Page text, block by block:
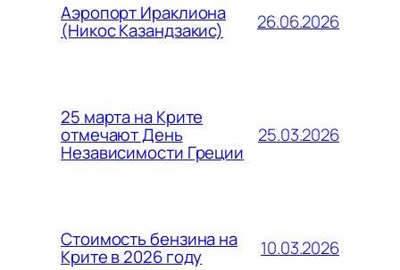
Аэропорт Ираклиона
(Никос Казандзакис) 26.06.2026
25 марта на Крите
отмечают День
Независимости Греции
25.03.2026
Стоимость бензина на
Крите в 2026 году 10.03.2026